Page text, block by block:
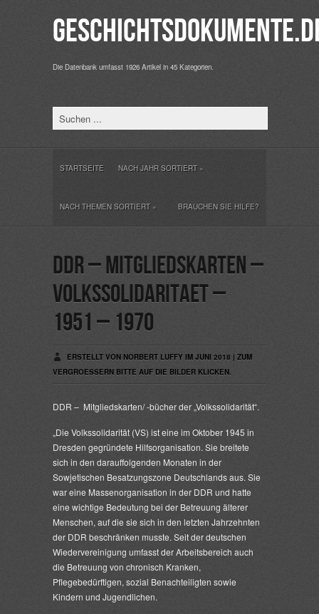
Die Datenbank umfasst 1926 Artikel in 45 Kategorien.
STARTSEITE NACH JAHR SORTIERT»
NACH THEMEN SORTIERT» BRAUCHEN SIE HILFE?
DDR – Mitgliedskarten –
Volkssolidaritaet –
1951 – 1970
ERSTELLT VON NORBERT LUFFY IM JUNI 2018 | ZUM
VERGROESSERN BITTE AUF DIE BILDER KLICKEN.
DDR – Mitgliedskarten/ -bücher der „Volkssolidarität“.
„Die Volkssolidarität (VS) ist eine im Oktober 1945 in
Dresden gegründete Hilfsorganisation. Sie breitete
sich in den darauffolgenden Monaten in der
Sowjetischen Besatzungszone Deutschlands aus. Sie
war eine Massenorganisation in der DDR und hatte
eine wichtige Bedeutung bei der Betreuung älterer
Menschen, auf die sie sich in den letzten Jahrzehnten
der DDR beschränken musste. Seit der deutschen
Wiedervereinigung umfasst der Arbeitsbereich auch
die Betreuung von chronisch Kranken,
Pflegebedürftigen, sozial Benachteiligten sowie
Kindern und Jugendlichen.